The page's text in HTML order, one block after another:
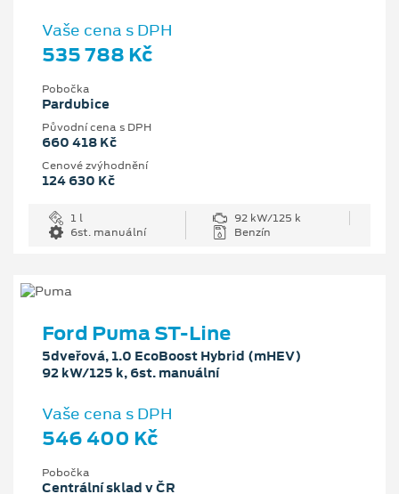
Vaše cena s DPH
535 788 Kč
Pobočka
Pardubice
Původní cena s DPH
660 418 Kč
Cenové zvýhodnění
124 630 Kč
1 l
92 kW/125 k
6st. manuální
Benzín
Ford Puma ST-Line
5dveřová, 1.0 EcoBoost Hybrid (mHEV)
92 kW/125 k, 6st. manuální
Vaše cena s DPH
546 400 Kč
Pobočka
Centrální sklad v ČR